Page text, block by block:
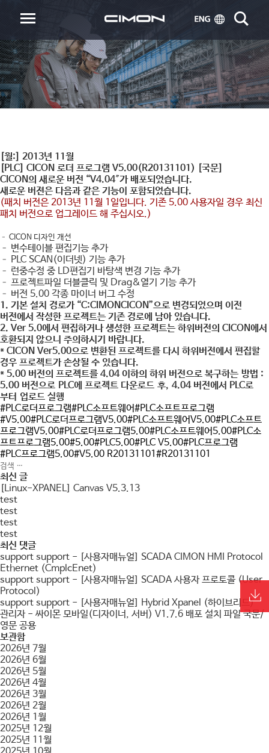
[월:] 2013년 11월
[PLC] CICON 로더 프로그램 V5.00(R20131101) [국문]
CICON의 새로운 버전 “V4.04″가 배포되었습니다.
새로운 버젼은 다음과 같은 기능이 포함되었습니다.
(패치 버전은 2013년 11월 1일입니다. 기존 5.00 사용자일 경우 최신
패치 버전으로 업그레이드 해 주십시오.)
– CICON 디자인 개선
– 변수테이블 편집기능 추가
– PLC SCAN(이더넷) 기능 추가
– 런중수정 중 LD편집기 바탕색 변경 기능 추가
– 프로젝트파일 더블클릭 및 Drag&열기 기능 추가
– 버전 5.00 각종 마이너 버그 수정
1. 기본 설치 경로가 “C:CIMONCICON”으로 변경되었으며 이전
버전에서 작성한 프로젝트는 기존 경로에 남아 있습니다.
2. Ver 5.0에서 편집하거나 생성한 프로젝트는 하위버전의 CICON에서
호환되지 않으니 주의하시기 바랍니다.
* CICON Ver5.00으로 변환된 프로젝트를 다시 하위버전에서 편집할
경우 프로젝트가 손상될 수 있습니다.
* 5.00 버전의 프로젝트를 4.04 이하의 하위 버전으로 복구하는 방법 :
5.00 버전으로 PLC에 프로젝트 다운로드 후, 4.04 버전에서 PLC로
부터 업로드 실행
#PLC로더프로그램#PLC소프트웨어#PLC소프트프로그램
#V5.00#PLC로더프로그램V5.00#PLC소프트웨어V5.00#PLC소프트
프로그램V5.00#PLC로더프로그램5.00#PLC소프트웨어5.00#PLC소
프트프로그램5.00#5.00#PLC5.00#PLC V5.00#PLC프로그램
#PLC프로그램5.00#V5.00 R20131101#R20131101
최신 글
[Linux-XPANEL] Canvas V5.3.13
test
test
test
test
최신 댓글
support support - [사용자매뉴얼] SCADA CIMON HMI Protocol
Ethernet (CmplcEnet)
support support - [사용자매뉴얼] SCADA 사용자 프로토콜 (User
Protocol)
support support - [사용자매뉴얼] Hybrid Xpanel (하이브리드)
관리자- 싸이몬 모바일(디자이너, 서버) V1.7.6 배포 설치 파일 국문/
영문 공용
보관함
2026년 7월
2026년 6월
2026년 5월
2026년 4월
2026년 3월
2026년 2월
2026년 1월
2025년 12월
2025년 11월